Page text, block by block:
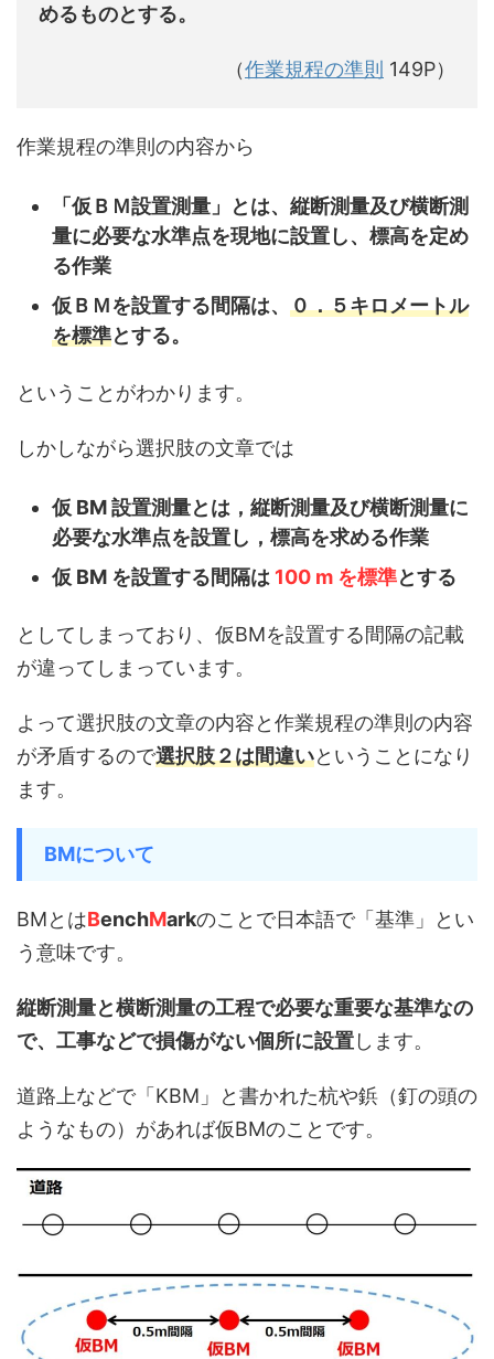
めるものとする。
（作業規程の準則 149P）
作業規程の準則の内容から
「仮ＢＭ設置測量」とは、縦断測量及び横断測
量に必要な水準点を現地に設置し、標高を定め
る作業
仮ＢＭを設置する間隔は、 ０．５キロメートル
を標準とする。
ということがわかります。
しかしながら選択肢の文章では
仮 BM 設置測量とは，縦断測量及び横断測量に
必要な水準点を設置し，標高を求める作業
仮 BM を設置する間隔は 100 m を標準とする
としてしまっており、仮BMを設置する間隔の記載
が違ってしまっています。
よって選択肢の文章の内容と作業規程の準則の内容
が矛盾するので選択肢２は間違いということになり
ます。
BMについて
BMとはBenchMarkのことで日本語で「基準」とい
う意味です。
縦断測量と横断測量の工程で必要な重要な基準なの
で、工事などで損傷がない個所に設置します。
道路上などで「KBM」と書かれた杭や鋲（釘の頭の
ようなもの）があれば仮BMのことです。